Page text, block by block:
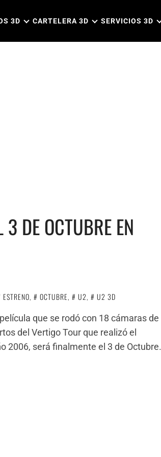
3D CARTELERA 3D SERVICIOS 3D
DE OCTUBRE EN
ESTRENO, OCTUBRE, U2,
U2 3D
que se rodó con 18 cámaras de
del Vertigo Tour que realizó el
2006, será finalmente el 3 de Octubre.